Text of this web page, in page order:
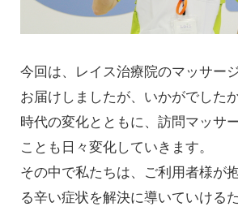
今回は、レイス治療院のマッサー
お届けしましたが、いかがでした
時代の変化とともに、訪問マッサ
ことも日々変化していきます。
その中で私たちは、ご利用者様が
る辛い症状を解決に導いていける